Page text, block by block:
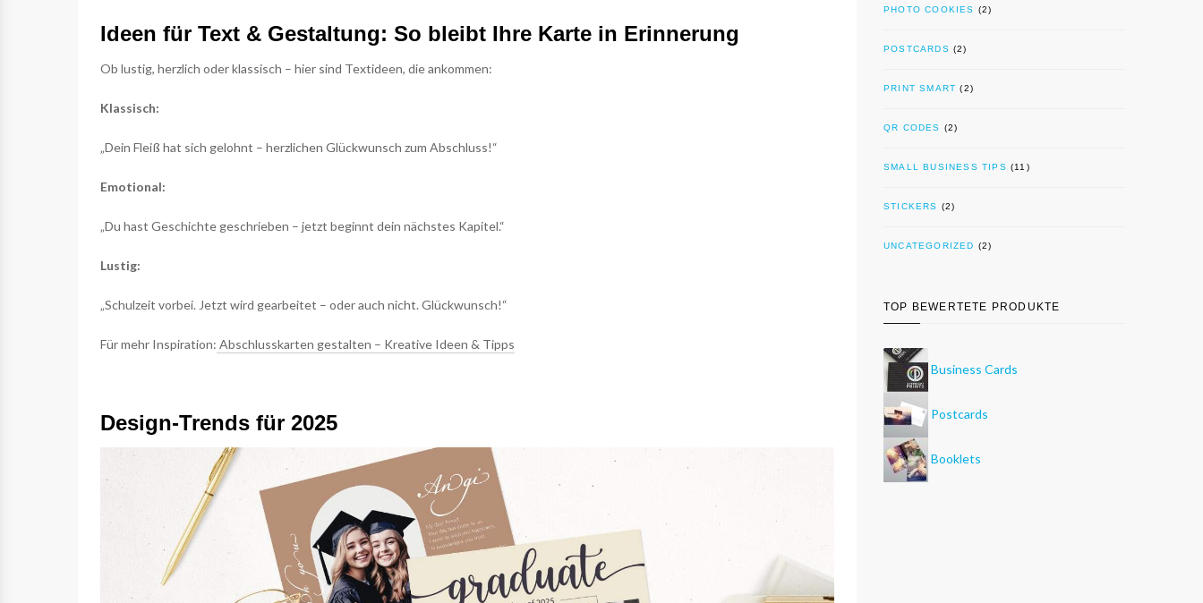
Ideen für Text & Gestaltung: So bleibt Ihre Karte in Erinnerung
Ob lustig, herzlich oder klassisch – hier sind Textideen, die ankommen:
Klassisch:
„Dein Fleiß hat sich gelohnt – herzlichen Glückwunsch zum Abschluss!“
Emotional:
„Du hast Geschichte geschrieben – jetzt beginnt dein nächstes Kapitel.“
Lustig:
„Schulzeit vorbei. Jetzt wird gearbeitet – oder auch nicht. Glückwunsch!“
Für mehr Inspiration: Abschlusskarten gestalten – Kreative Ideen & Tipps
Design-Trends für 2025
PHOTO COOKIES (2)
POSTCARDS (2)
PRINT SMART (2)
QR CODES (2)
SMALL BUSINESS TIPS (11)
STICKERS (2)
UNCATEGORIZED (2)
TOP BEWERTETE PRODUKTE
Business Cards
Postcards
Booklets